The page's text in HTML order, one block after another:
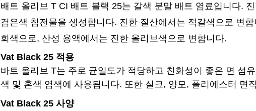
배트 올리브 T CI 배트 블랙 25는 갈색 분말 배트 염료입니다.
검은색 침전물을 생성합니다. 진한 질산에서는 적갈색으로 변
회색으로, 산성 용액에서는 진한 올리브색으로 변합니다.
Vat Black 25 적용
바트 올리브 T는 주로 균일도가 적당하고 친화성이 좋은 면 섬
색 및 혼색 염색에 사용됩니다. 또한 실크, 양모, 폴리에스터 면
Vat Black 25 사양